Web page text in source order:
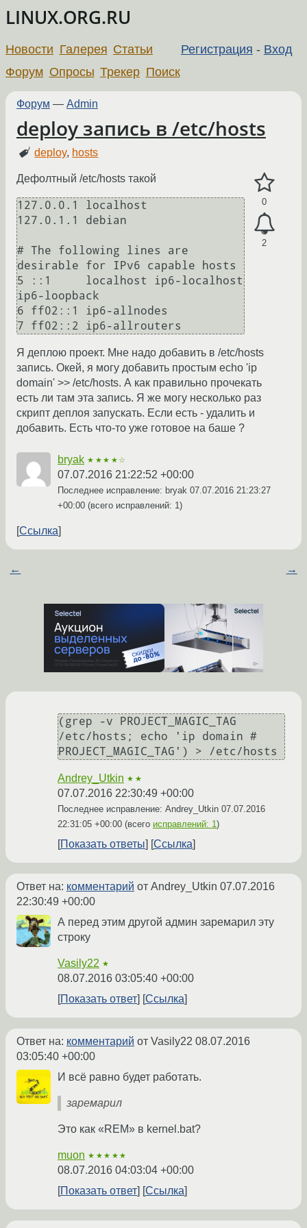
LINUX.ORG.RU
Регистрация - Вход
Новости Галерея Статьи
Форум Опросы Трекер Поиск
Форум — Admin
deploy запись в /etc/hosts
deploy, hosts
0
2
Дефолтный /etc/hosts такой
127.0.0.1 localhost
127.0.1.1 debian
# The following lines are
desirable for IPv6 capable hosts
5 ::1     localhost ip6-localhost
ip6-loopback
6 ff02::1 ip6-allnodes
Я деплою проект. Мне надо добавить в /etc/hosts
запись. Окей, я могу добавить простым echo 'ip
domain' >> /etc/hosts. А как правильно прочекать
есть ли там эта запись. Я же могу несколько раз
скрипт деплоя запускать. Если есть - удалить и
добавить. Есть что-то уже готовое на баше ?
bryak ★★★★☆
07.07.2016 21:22:52 +00:00
Последнее исправление: bryak 07.07.2016 21:23:27
+00:00 (всего исправлений: 1)
Ссылка
← →
(grep -v PROJECT_MAGIC_TAG
/etc/hosts; echo 'ip domain #
Andrey_Utkin ★★
07.07.2016 22:30:49 +00:00
Последнее исправление: Andrey_Utkin 07.07.2016
22:31:05 +00:00 (всего исправлений: 1)
Показать ответы Ссылка
Ответ на: комментарий от Andrey_Utkin 07.07.2016
22:30:49 +00:00
А перед этим другой админ заремарил эту
строку
Vasily22 ★
08.07.2016 03:05:40 +00:00
Показать ответ
Ссылка
Ответ на: комментарий от Vasily22 08.07.2016
03:05:40 +00:00
И всё равно будет работать.
заремарил
Это как «REM» в kernel.bat?
muon ★★★★★
08.07.2016 04:03:04 +00:00
Показать ответ
Ссылка